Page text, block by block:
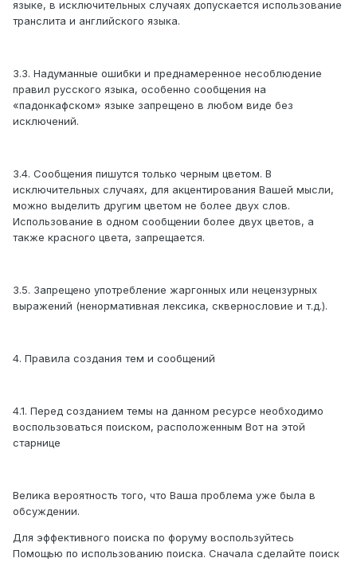
языке, в исключительных случаях допускается использование
транслита и английского языка.
3.3. Надуманные ошибки и преднамеренное несоблюдение
правил русского языка, особенно сообщения на
«падонкафском» языке запрещено в любом виде без
исключений.
3.4. Сообщения пишутся только черным цветом. В
исключительных случаях, для акцентирования Вашей мысли,
можно выделить другим цветом не более двух слов.
Использование в одном сообщении более двух цветов, а
также красного цвета, запрещается.
3.5. Запрещено употребление жаргонных или нецензурных
выражений (ненормативная лексика, сквернословие и т.д.).
4. Правила создания тем и сообщений
4.1. Перед созданием темы на данном ресурсе необходимо
воспользоваться поиском, расположенным Вот на этой
старнице
Велика вероятность того, что Ваша проблема уже была в
обсуждении.
Для эффективного поиска по форуму воспользуйтесь
Помощью по использованию поиска. Сначала сделайте поиск